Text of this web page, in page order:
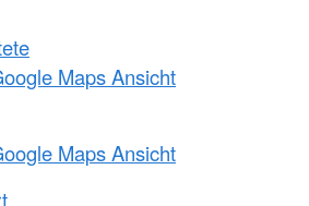
Maps Ansicht
Maps Ansicht